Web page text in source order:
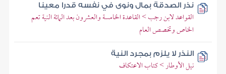
نذر الصدقة بمال ونوى في نفسه قدرا معينا
القواعد لابن رجب > القاعدة الخامسة والعشرون بعد المائة النية تعم
الخاص وتخصص العام
النذر لا يلزم بمجرد النية
نيل الأوطار > كتاب الاعتكاف